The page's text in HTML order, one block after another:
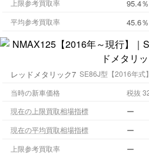
上限参考買取率 95.4％
平均参考買取率 45.6％
レッドメタリック7 SE86J型【2016年式】
当時の新車価格
現在の上限買取相場指標
ー
現在の平均買取相場指標 ー
上限参考買取率 ー